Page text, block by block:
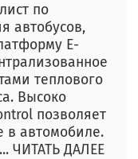
по
автобусов,
E-
теплового
Высоко
позволяет
в автомобиле.